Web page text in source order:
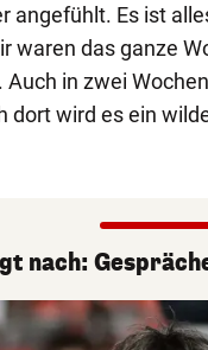
angefühlt. Es ist
waren das ganze
Auch in zwei
dort wird es ein
nach: